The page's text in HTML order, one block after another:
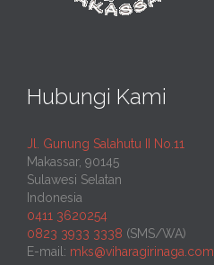
Hubungi Kami
Jl. Gunung Salahutu II No.11
Makassar, 90145
Sulawesi Selatan
Indonesia
0411 3620254
0823 3933 3338 (SMS/WA)
E-mail: mks@viharagirinaga.com